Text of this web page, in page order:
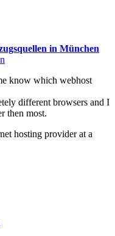
in München
know which webhost
different browsers and I
then most.
hosting provider at a